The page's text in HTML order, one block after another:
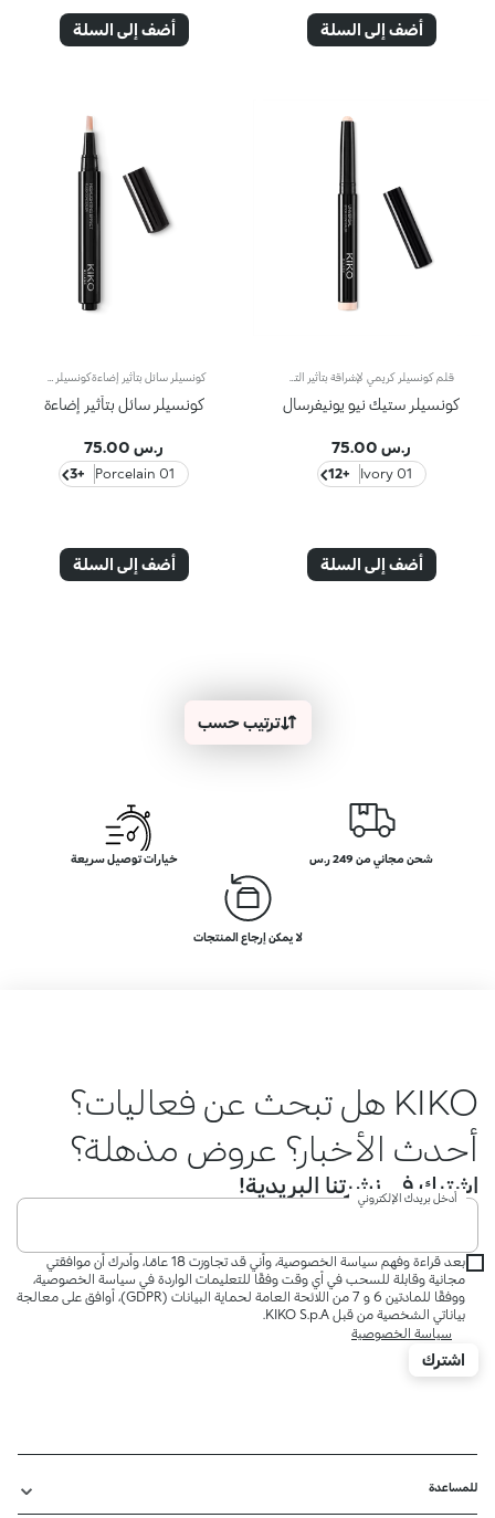
أضف إلى السلة أضف إلى السلة
كونسيلر ستيك نيو يونيفرسال
ر.س 75.00
01 Ivory
+12
أضف إلى السلة
كونسيلر سائل بتأثير إضاءة
ر.س 75.00
01 Porcelain
+3
أضف إلى السلة
ترتيب حسب
شحن مجاني من 249 ر.س خيارات توصيل سريعة
لا يمكن إرجاع المنتجات
KIKO هل تبحث عن فعاليات؟
أحدث الأخبار؟ عروض مذهلة؟
اشترك في نشرتنا البريدية!
أدخل بريدك الإلكتروني
بعد قراءة وفهم سياسة الخصوصية، وأني قد تجاوزت 18 عامًا، وأدرك أن موافقتي
مجانية وقابلة للسحب في أي وقت وفقًا للتعليمات الواردة في سياسة الخصوصية،
ووفقًا للمادتين 6 و 7 من اللائحة العامة لحماية البيانات (GDPR)، أوافق على معالجة
بياناتي الشخصية من قبل KIKO S.p.A.
سياسة الخصوصية
اشترك
للمساعدة